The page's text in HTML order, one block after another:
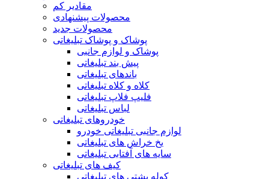
مقادیر کم
محصولات پیشنهادی
محصولات جدید
پوشاک و پوشاک تبلیغاتی
پوشاک و لوازم جانبی
پیش بند تبلیغاتی
باندهای تبلیغاتی
کلاه و کلاه تبلیغاتی
فلیپ فلاپ تبلیغاتی
لباس تبلیغاتی
خودروهای تبلیغاتی
لوازم جانبی تبلیغاتی خودرو
یخ خراش های تبلیغاتی
سایه های آفتابی تبلیغاتی
کیف های تبلیغاتی
کوله پشتی های تبلیغاتی